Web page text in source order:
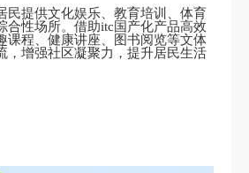
民提供文化娱乐、教育培训、体育
合性场所。借助itc国产化产品高效
课程、健康讲座、图书阅览等文体
，增强社区凝聚力，提升居民生活